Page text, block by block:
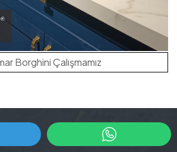
Borghini Çalışmamız